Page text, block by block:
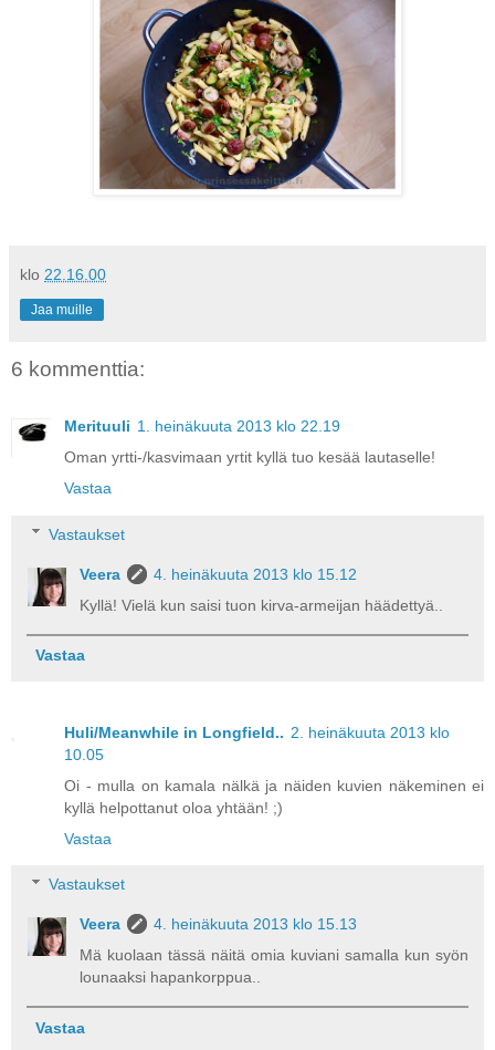
klo 22.16.00
Jaa muille
6 kommenttia:
Merituuli 1. heinäkuuta 2013 klo 22.19
Oman yrtti-/kasvimaan yrtit kyllä tuo kesää lautaselle!
Vastaa
Vastaukset
Veera
4. heinäkuuta 2013 klo 15.12
Kyllä! Vielä kun saisi tuon kirva-armeijan häädettyä..
Vastaa
Huli/Meanwhile in Longfield.. 2. heinäkuuta 2013 klo
10.05
Oi - mulla on kamala nälkä ja näiden kuvien näkeminen ei
kyllä helpottanut oloa yhtään! ;)
Vastaa
Vastaukset
Veera
4. heinäkuuta 2013 klo 15.13
Mä kuolaan tässä näitä omia kuviani samalla kun syön
lounaaksi hapankorppua..
Vastaa